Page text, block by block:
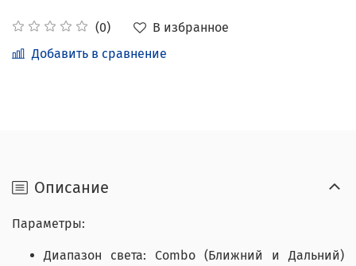
(0)
В избранное
Добавить в сравнение
Описание
Параметры:
Диапазон света: Combo (Ближний и Дальний)